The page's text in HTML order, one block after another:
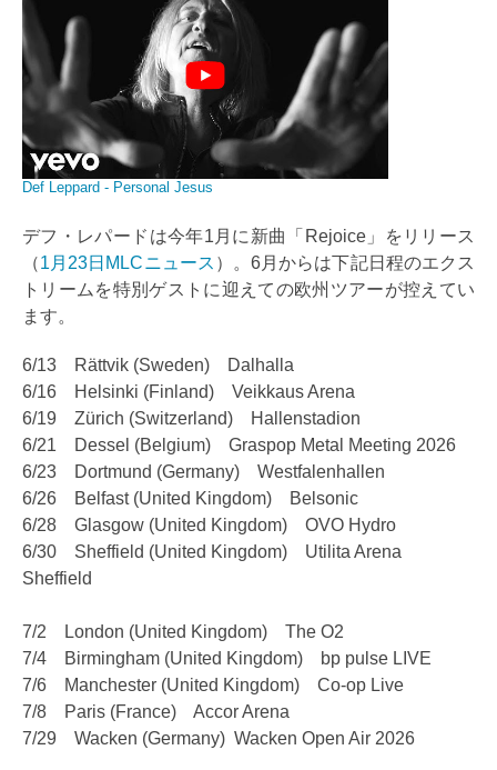
Def Leppard - Personal Jesus
デフ・レパードは今年1月に新曲「Rejoice」をリリース
（1月23日MLCニュース ）。6月からは下記日程のエクス
トリームを特別ゲストに迎えての欧州ツアーが控えてい
ます。
6/13 Rättvik (Sweden) Dalhalla
6/16 Helsinki (Finland) Veikkaus Arena
6/19 Zürich (Switzerland) Hallenstadion
6/21 Dessel (Belgium) Graspop Metal Meeting 2026
6/23 Dortmund (Germany) Westfalenhallen
6/26 Belfast (United Kingdom) Belsonic
6/28 Glasgow (United Kingdom) OVO Hydro
6/30 Sheffield (United Kingdom) Utilita Arena
Sheffield
7/2 London (United Kingdom) The O2
7/4 Birmingham (United Kingdom) bp pulse LIVE
7/6 Manchester (United Kingdom) Co-op Live
7/8 Paris (France) Accor Arena
7/29 Wacken (Germany) Wacken Open Air 2026